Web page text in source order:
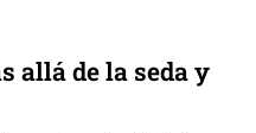
allá de la seda y